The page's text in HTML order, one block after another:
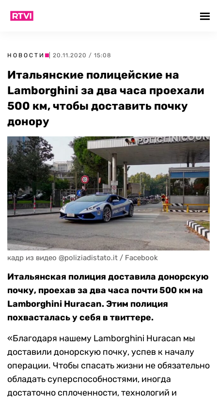
НОВОСТИ | 20.11.2020 / 15:08
Итальянские полицейские на
Lamborghini за два часа проехали
500 км, чтобы доставить почку
донору
кадр из видео @poliziadistato.it / Facebook
Итальянская полиция доставила донорскую
почку, проехав за два часа почти 500 км на
Lamborghini Huracan. Этим полиция
похвасталась у себя в твиттере.
«Благодаря нашему Lamborghini Huracan мы
доставили донорскую почку, успев к началу
операции. Чтобы спасать жизни не обязательно
обладать суперспособностями, иногда
достаточно сплоченности, технологий и